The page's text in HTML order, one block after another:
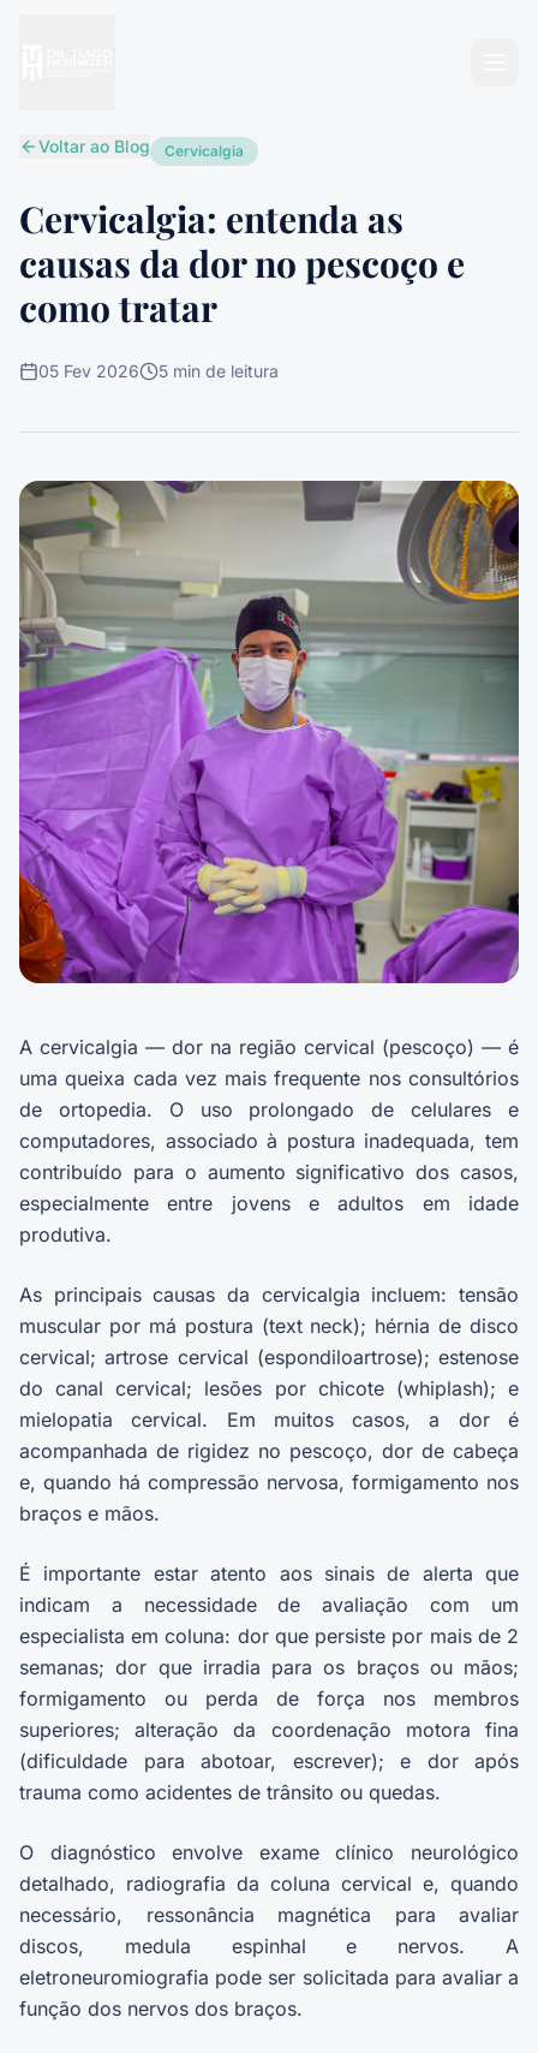
Voltar ao Blog Cervicalgia
Cervicalgia: entenda as
causas da dor no pescoço e
como tratar
05 Fev 2026 5 min de leitura
A cervicalgia — dor na região cervical (pescoço) — é
uma queixa cada vez mais frequente nos consultórios
de ortopedia. O uso prolongado de celulares e
computadores, associado à postura inadequada, tem
contribuído para o aumento significativo dos casos,
especialmente entre jovens e adultos em idade
produtiva.
As principais causas da cervicalgia incluem: tensão
muscular por má postura (text neck); hérnia de disco
cervical; artrose cervical (espondiloartrose); estenose
do canal cervical; lesões por chicote (whiplash); e
mielopatia cervical. Em muitos casos, a dor é
acompanhada de rigidez no pescoço, dor de cabeça
e, quando há compressão nervosa, formigamento nos
braços e mãos.
É importante estar atento aos sinais de alerta que
indicam a necessidade de avaliação com um
especialista em coluna: dor que persiste por mais de 2
semanas; dor que irradia para os braços ou mãos;
formigamento ou perda de força nos membros
superiores; alteração da coordenação motora fina
(dificuldade para abotoar, escrever); e dor após
trauma como acidentes de trânsito ou quedas.
O diagnóstico envolve exame clínico neurológico
detalhado, radiografia da coluna cervical e, quando
necessário, ressonância magnética para avaliar
discos, medula espinhal e nervos. A
eletroneuromiografia pode ser solicitada para avaliar a
função dos nervos dos braços.